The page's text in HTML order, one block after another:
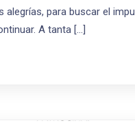
alegrías, para buscar el
A tanta […]